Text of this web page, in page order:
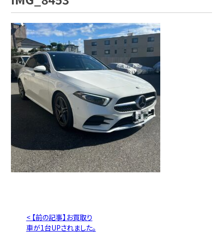
< 【前の記事】お買取り
車が1台UPされました。